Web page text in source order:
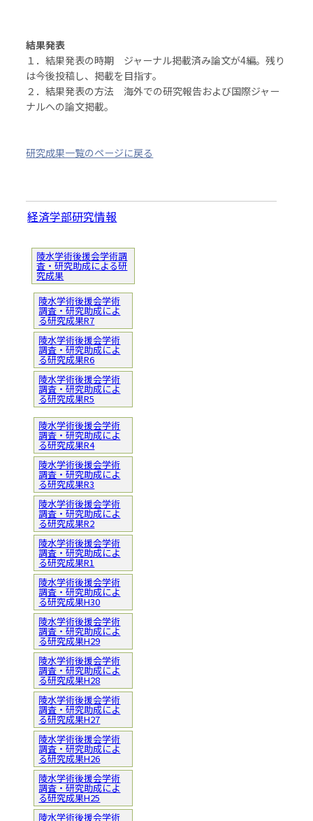
結果発表
１．結果発表の時期 ジャーナル掲載済み論文が4編。残り
は今後投稿し、掲載を目指す。
２．結果発表の方法 海外での研究報告および国際ジャー
ナルへの論文掲載。
研究成果一覧のページに戻る
経済学部研究情報
陵水学術後援会学術調
査・研究助成による研
究成果
陵水学術後援会学術
調査・研究助成によ
る研究成果R7
陵水学術後援会学術
調査・研究助成によ
る研究成果R6
陵水学術後援会学術
調査・研究助成によ
る研究成果R5
陵水学術後援会学術
調査・研究助成によ
る研究成果R4
陵水学術後援会学術
調査・研究助成によ
る研究成果R3
陵水学術後援会学術
調査・研究助成によ
る研究成果R2
陵水学術後援会学術
調査・研究助成によ
る研究成果R1
陵水学術後援会学術
調査・研究助成によ
る研究成果H30
陵水学術後援会学術
調査・研究助成によ
る研究成果H29
陵水学術後援会学術
調査・研究助成によ
る研究成果H28
陵水学術後援会学術
調査・研究助成によ
る研究成果H27
陵水学術後援会学術
調査・研究助成によ
る研究成果H26
陵水学術後援会学術
調査・研究助成によ
る研究成果H25
陵水学術後援会学術